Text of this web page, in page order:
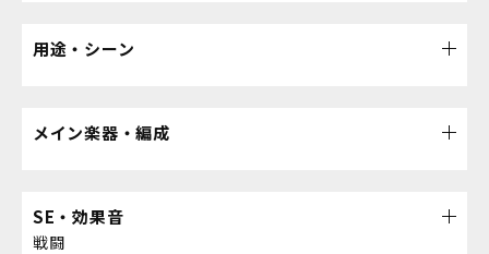
用途・シーン
メイン楽器・編成
SE・効果音
戦闘